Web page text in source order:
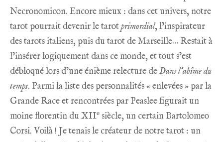
Necronomicon. Encore mieux : dans cet univers, notre
tarot pourrait devenir le tarotprimordial, l’inspirateur
des tarots italiens, puis du tarot de Marseille… Restait à
l’insérer logiquement dans ce monde, et tout s’est
débloqué lors d’une énième relecture deDans l’abîme du
temps. Parmi la liste des personnalités « enlevées » par la
Grande Race et rencontrées par Peaslee figurait un
moine florentin du XIIe siècle, un certain Bartolomeo
Corsi. Voilà ! Je tenais le créateur de notre tarot : un